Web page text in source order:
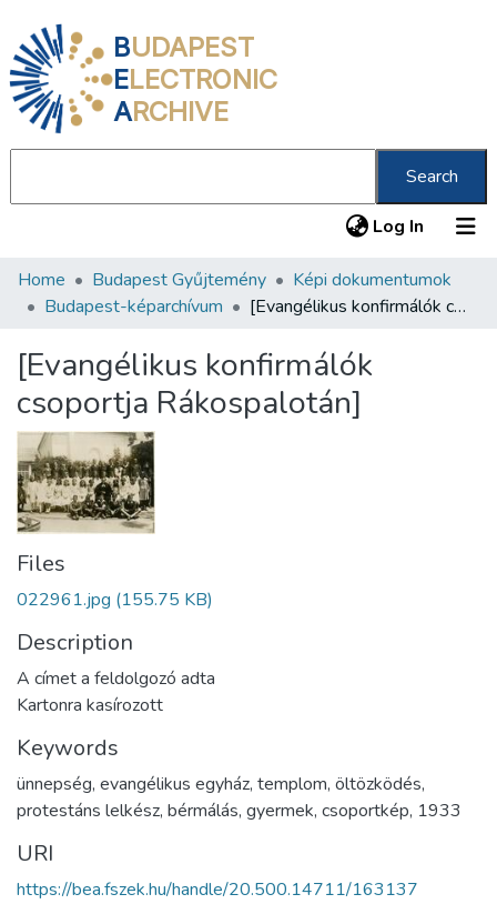
BUDAPEST
ELECTRONIC
ARCHIVE
Search
Log In (current)
Communities & Collections
Statistics
About us
Home Budapest Gyűjtemény
Képi dokumentumok
Budapest-képarchívum
[Evangélikus konfirmálók csoportja Rákospalotán]
[Evangélikus konfirmálók
csoportja Rákospalotán]
Files
022961.jpg (155.75 KB)
Description
A címet a feldolgozó adta
Kartonra kasírozott
Keywords
ünnepség, evangélikus egyház, templom, öltözködés,
protestáns lelkész, bérmálás, gyermek, csoportkép, 1933
URI
https://bea.fszek.hu/handle/20.500.14711/163137